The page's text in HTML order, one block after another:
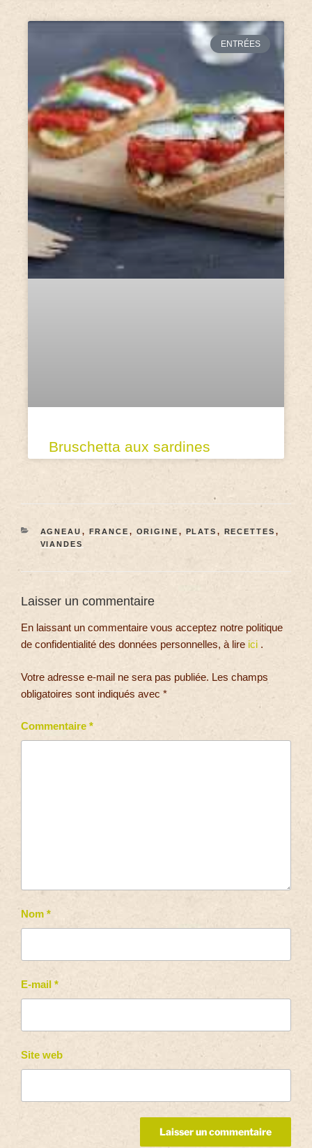
ENTRÉES
Bruschetta aux sardines
AGNEAU , FRANCE , ORIGINE , PLATS , RECETTES ,
VIANDES
Laisser un commentaire
En laissant un commentaire vous acceptez notre politique
de confidentialité des données personnelles, à lire ici .
Votre adresse e-mail ne sera pas publiée. Les champs
obligatoires sont indiqués avec *
Commentaire *
Nom *
E-mail *
Site web